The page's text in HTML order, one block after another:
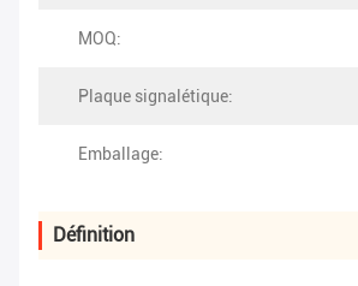
MOQ:
Plaque signalétique:
Emballage:
Définition